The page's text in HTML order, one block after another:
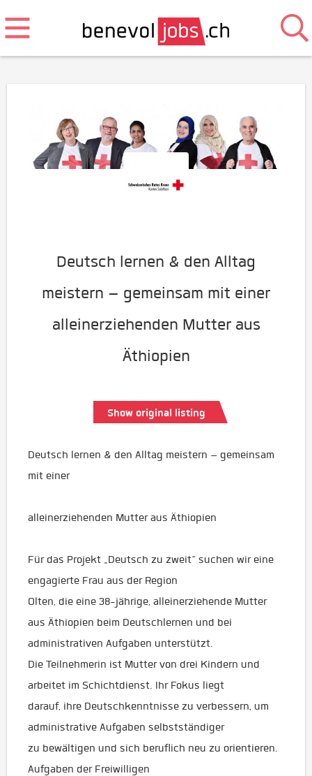
Deutsch lernen & den Alltag
meistern – gemeinsam mit einer
alleinerziehenden Mutter aus
Äthiopien
Show original listing
Deutsch lernen & den Alltag meistern – gemeinsam
mit einer
alleinerziehenden Mutter aus Äthiopien
Für das Projekt „Deutsch zu zweit“ suchen wir eine
engagierte Frau aus der Region
Olten, die eine 38-jährige, alleinerziehende Mutter
aus Äthiopien beim Deutschlernen und bei
administrativen Aufgaben unterstützt.
Die Teilnehmerin ist Mutter von drei Kindern und
arbeitet im Schichtdienst. Ihr Fokus liegt
darauf, ihre Deutschkenntnisse zu verbessern, um
administrative Aufgaben selbstständiger
zu bewältigen und sich beruflich neu zu orientieren.
Aufgaben der Freiwilligen